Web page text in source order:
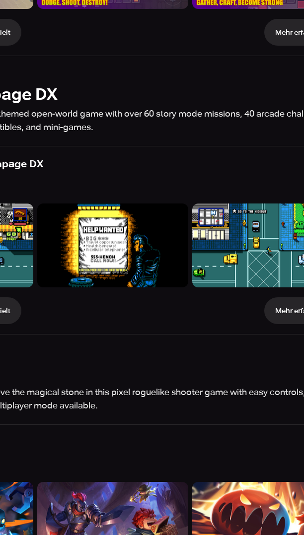
Mehr
DX
open-world game with over 60 story mode missions, 40 arcade
and mini-games.
DX
Mehr
the magical stone in this pixel roguelike shooter game with easy
mode available.